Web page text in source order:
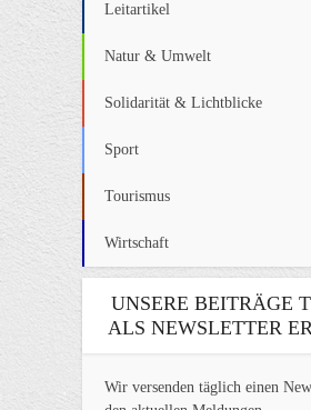
Leitartikel
Natur & Umwelt
Solidarität & Lichtblicke
Sport
Tourismus
Wirtschaft
UNSERE BEITRÄGE
ALS NEWSLETTER
Wir versenden täglich einen